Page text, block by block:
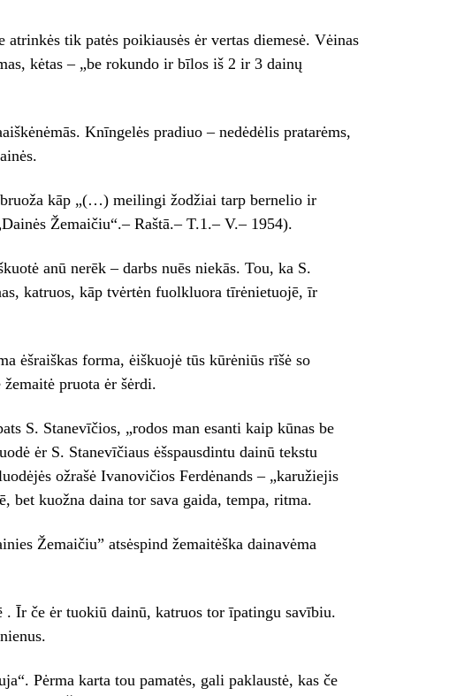
tik patės poikiausės ėr vertas diemesė. Vėinas
kėtas – „be rokundo ir bīlos iš 2 ir 3 dainų
Knīngelės pradiuo – nedėdėlis pratarėms,
bruoža kāp „(…) meilingi žodžiai tarp bernelio ir
Žemaičiu“.– Raštā.– T.1.– V.– 1954).
anū nerēk – darbs nuēs niekās. Tou, ka S.
katruos, kāp tvėrtėn fuolkluora tīrėnietuojē, īr
ėšraiškas forma, ėiškuojė tūs kūrėniūs rīšė so
pruota ėr šėrdi.
S. Stanevīčios, „rodos man esanti kaip kūnas be
ėr S. Stanevīčiaus ėšspausdintu dainū tekstu
ožrašė Ivanovičios Ferdėnands – „karužiejis
bet kuožna daina tor sava gaida, tempa, ritma.
Žemaičiu” atsėspind žemaitėška dainavėma
. Īr če ėr tuokiū dainū, katruos tor īpatingu savībiu.
Pėrma karta tou pamatės, gali paklaustė, kas če